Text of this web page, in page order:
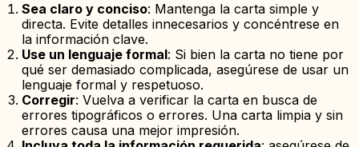
Sea claro y conciso: Mantenga la carta simple y
directa. Evite detalles innecesarios y concéntrese en
la información clave.
Use un lenguaje formal: Si bien la carta no tiene por
qué ser demasiado complicada, asegúrese de usar un
lenguaje formal y respetuoso.
Corregir: Vuelva a verificar la carta en busca de
errores tipográficos o errores. Una carta limpia y sin
errores causa una mejor impresión.